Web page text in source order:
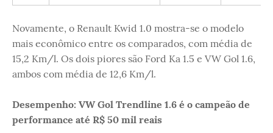
Novamente, o Renault Kwid 1.0 mostra-se o modelo
mais econômico entre os comparados, com média de
15,2 Km/l. Os dois piores são Ford Ka 1.5 e VW Gol 1.6,
ambos com média de 12,6 Km/l.
Desempenho: VW Gol Trendline 1.6 é o campeão de
performance até R$ 50 mil reais